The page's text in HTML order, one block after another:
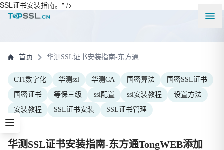
SSL证书安装指南。" />
首页 华测SSL证书安装指南-东方通TongWEB添加SSL证书
CTI数字化 华测ssl 华测CA 国密算法
国密SSL证书
国密证书
等保三级 ssl配置 ssl安装教程
设置方法
安装教程
SSL证书安装 SSL证书管理
华测SSL证书安装指南-东方通TongWEB添加